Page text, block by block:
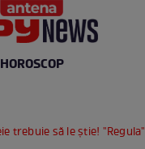
HOROSCOP
de la numărul cinci o să te surprindă